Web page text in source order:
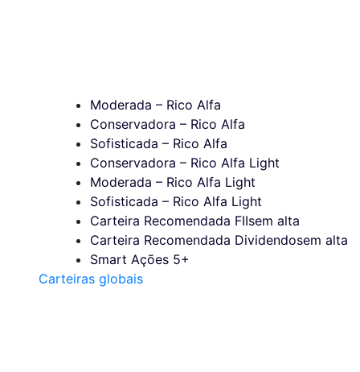
Moderada – Rico Alfa
Conservadora – Rico Alfa
Sofisticada – Rico Alfa
Conservadora – Rico Alfa Light
Moderada – Rico Alfa Light
Sofisticada – Rico Alfa Light
Carteira Recomendada FIIsem alta
Carteira Recomendada Dividendosem alta
Smart Ações 5+
Carteiras globais